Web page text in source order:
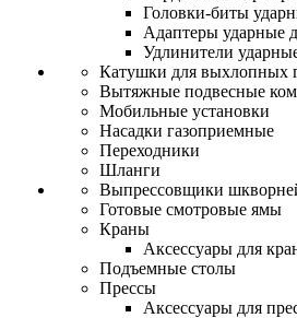
Головки-биты
Адаптеры ударные
Удлинители
Катушки для выхлопных
Вытяжные подвесные
Мобильные установки
Насадки газоприемные
Переходники
Шланги
Выпрессовщики
Готовые смотровые ямы
Краны
Аксессуары для
Подъемные столы
Прессы
Аксессуары для